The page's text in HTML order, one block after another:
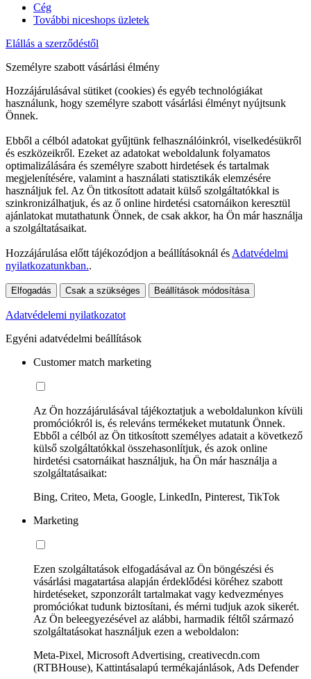
Cég
További niceshops üzletek
Elállás a szerződéstől
Személyre szabott vásárlási élmény
Hozzájárulásával sütiket (cookies) és egyéb technológiákat
használunk, hogy személyre szabott vásárlási élményt nyújtsunk
Önnek.
Ebből a célból adatokat gyűjtünk felhasználóinkról, viselkedésükről
és eszközeikről. Ezeket az adatokat weboldalunk folyamatos
optimalizálására és személyre szabott hirdetések és tartalmak
megjelenítésére, valamint a használati statisztikák elemzésére
használjuk fel. Az Ön titkosított adatait külső szolgáltatókkal is
szinkronizálhatjuk, és az ő online hirdetési csatornáikon keresztül
ajánlatokat mutathatunk Önnek, de csak akkor, ha Ön már használja
a szolgáltatásaikat.
Hozzájárulása előtt tájékozódjon a beállításoknál és Adatvédelmi
nyilatkozatunkban..
Elfogadás Csak a szükséges Beállítások módosítása
Adatvédelemi nyilatkozatot
Egyéni adatvédelmi beállítások
Customer match marketing
Az Ön hozzájárulásával tájékoztatjuk a weboldalunkon kívüli
promóciókról is, és releváns termékeket mutatunk Önnek.
Ebből a célból az Ön titkosított személyes adatait a következő
külső szolgáltatókkal összehasonlítjuk, és azok online
hirdetési csatornáikat használjuk, ha Ön már használja a
szolgáltatásaikat:
Bing, Criteo, Meta, Google, LinkedIn, Pinterest, TikTok
Marketing
Ezen szolgáltatások elfogadásával az Ön böngészési és
vásárlási magatartása alapján érdeklődési köréhez szabott
hirdetéseket, szponzorált tartalmakat vagy kedvezményes
promóciókat tudunk biztosítani, és mérni tudjuk azok sikerét.
Az Ön beleegyezésével az alábbi, harmadik féltől származó
szolgáltatásokat használjuk ezen a weboldalon:
Meta-Pixel, Microsoft Advertising, creativecdn.com
(RTBHouse), Kattintásalapú termékajánlások, Ads Defender